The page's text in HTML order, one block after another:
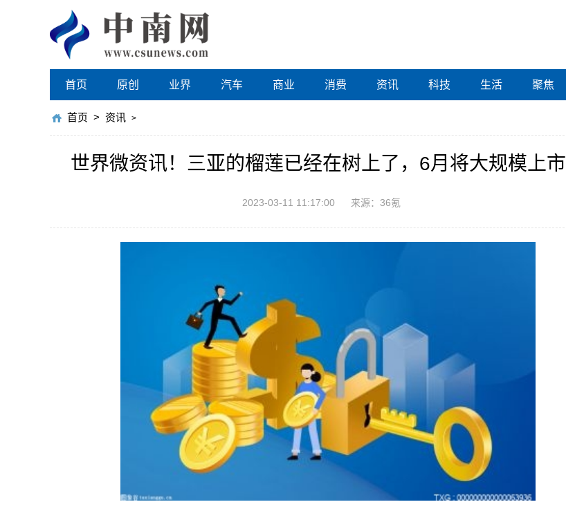
首页 原创 业界 汽车 商业 消费 资讯 科技 生活 聚焦
首页 > 资讯 >
世界微资讯！三亚的榴莲已经在树上了，6月将大规模上市
2023-03-11 11:17:00 来源：36氪